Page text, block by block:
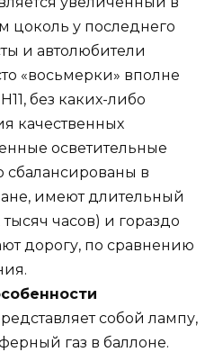
цоколь у последнего
и автолюбители
«восьмерки» вполне
без каких-либо
качественных
осветительные
в
имеют длительный
часов) и гораздо
дорогу, по сравнению
собой лампу,
газ в баллоне.